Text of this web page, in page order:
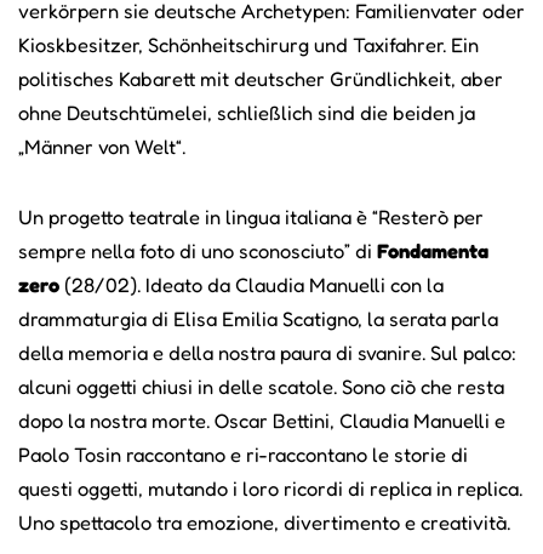
verkörpern sie deutsche Archetypen: Familienvater oder
Kioskbesitzer, Schönheitschirurg und Taxifahrer. Ein
politisches Kabarett mit deutscher Gründlichkeit, aber
ohne Deutschtümelei, schließlich sind die beiden ja
„Männer von Welt“.
Un progetto teatrale in lingua italiana è “Resterò per
sempre nella foto di uno sconosciuto” di Fondamenta
zero (28/02). Ideato da Claudia Manuelli con la
drammaturgia di Elisa Emilia Scatigno, la serata parla
della memoria e della nostra paura di svanire. Sul palco:
alcuni oggetti chiusi in delle scatole. Sono ciò che resta
dopo la nostra morte. Oscar Bettini, Claudia Manuelli e
Paolo Tosin raccontano e ri-raccontano le storie di
questi oggetti, mutando i loro ricordi di replica in replica.
Uno spettacolo tra emozione, divertimento e creatività.